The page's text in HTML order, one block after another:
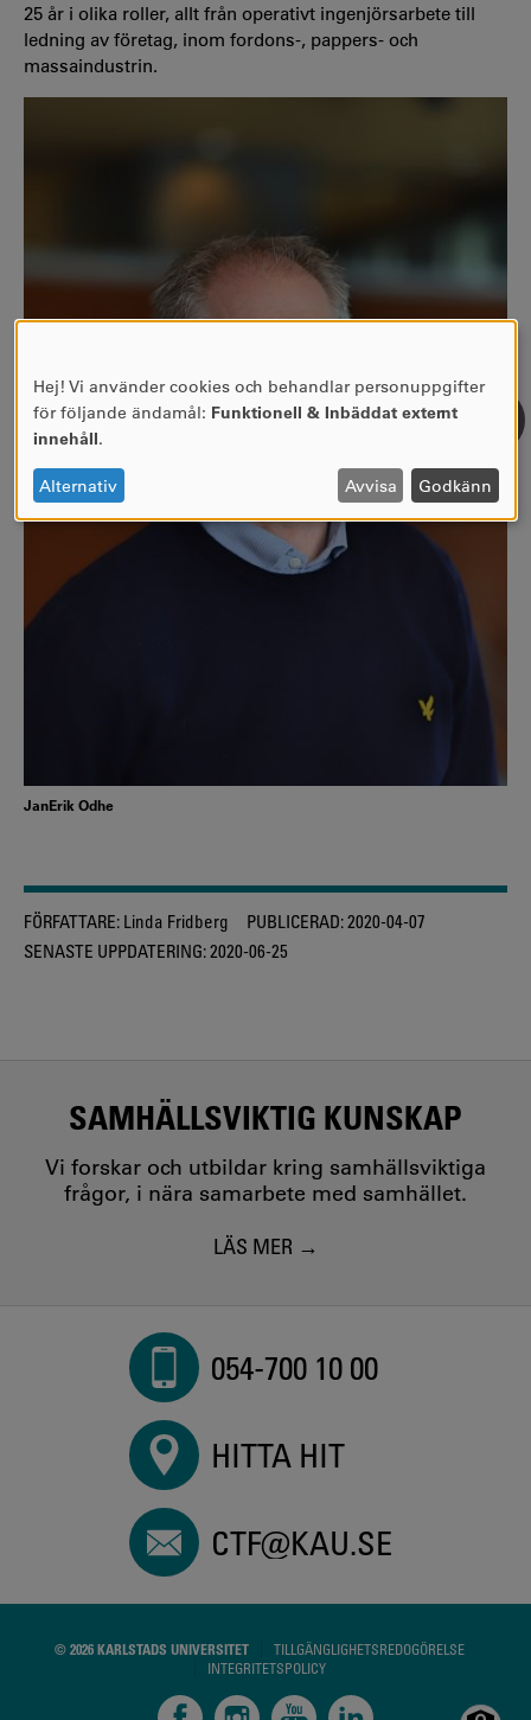
25 år i olika roller, allt från operativt ingenjörsarbete till
ledning av företag, inom fordons-, pappers- och
massaindustrin.
JanErik Odhe
FÖRFATTARE: Linda Fridberg PUBLICERAD:2020-04-07
SENASTE UPPDATERING:2020-06-25
SAMHÄLLSVIKTIG KUNSKAP
Vi forskar och utbildar kring samhällsviktiga
frågor, i nära samarbete med samhället.
LÄS MER
054-700 10 00
HITTA HIT
CTF@KAU.SE
© 2026 KARLSTADS UNIVERSITET
TILLGÄNGLIGHETSREDOGÖRELSE
INTEGRITETSPOLICY
ANVÄNDNING
AV
OCH
COOKIES
Hej! Vi använder cookies och behandlar personuppgifter
för följande ändamål: Funktionell & Inbäddat externt
innehåll.
Alternativ Avvisa Godkänn